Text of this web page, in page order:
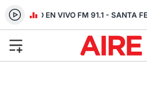
RADIO EN VIVO FM 91.1 - SANTA FE